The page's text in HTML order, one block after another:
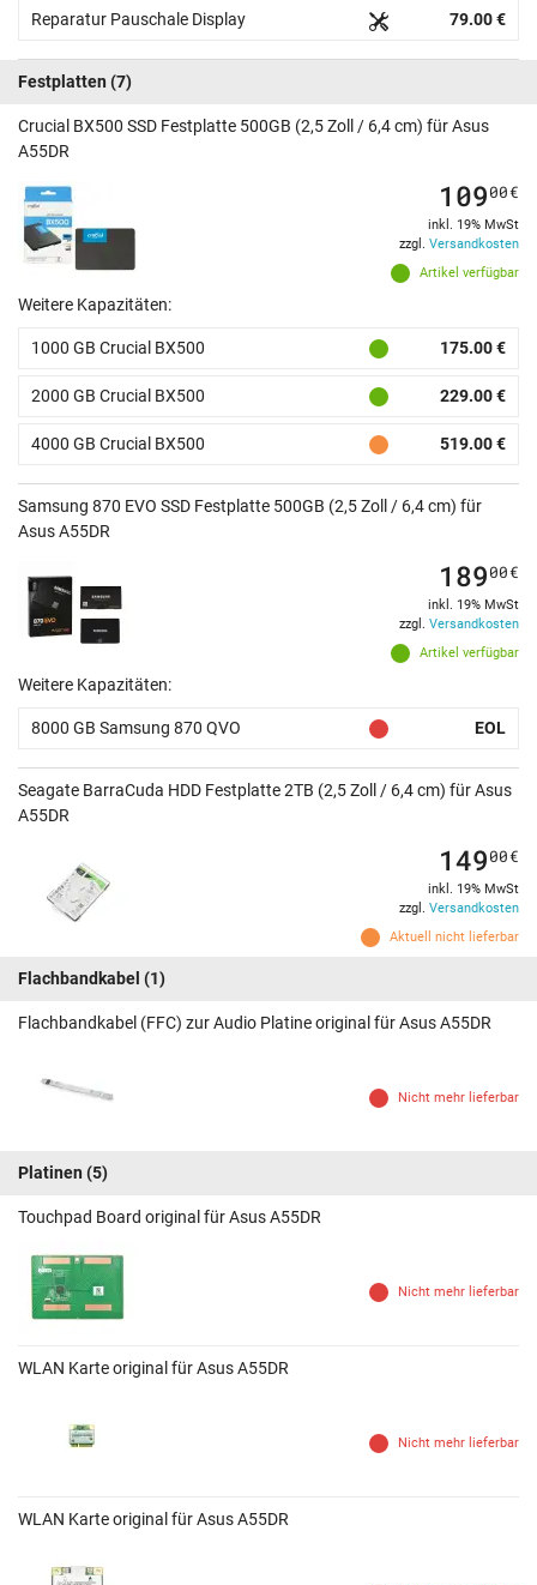
Reparatur Pauschale Display 79.00 €
Festplatten (7)
Crucial BX500 SSD Festplatte 500GB (2,5 Zoll / 6,4 cm) für Asus
A55DR
Artikel verfügbar
10900€
inkl. 19% MwSt
zzgl. Versandkosten
Weitere Kapazitäten:
1000 GB Crucial BX500 175.00 €
2000 GB Crucial BX500 229.00 €
4000 GB Crucial BX500 519.00 €
Samsung 870 EVO SSD Festplatte 500GB (2,5 Zoll / 6,4 cm) für
Asus A55DR
Artikel verfügbar
18900€
inkl. 19% MwSt
zzgl. Versandkosten
Weitere Kapazitäten:
8000 GB Samsung 870 QVO EOL
Seagate BarraCuda HDD Festplatte 2TB (2,5 Zoll / 6,4 cm) für Asus
A55DR
Aktuell nicht lieferbar
14900€
inkl. 19% MwSt
zzgl. Versandkosten
Flachbandkabel (1)
Flachbandkabel (FFC) zur Audio Platine original für Asus A55DR
Nicht mehr lieferbar
Platinen (5)
Touchpad Board original für Asus A55DR
Nicht mehr lieferbar
WLAN Karte original für Asus A55DR
Nicht mehr lieferbar
WLAN Karte original für Asus A55DR